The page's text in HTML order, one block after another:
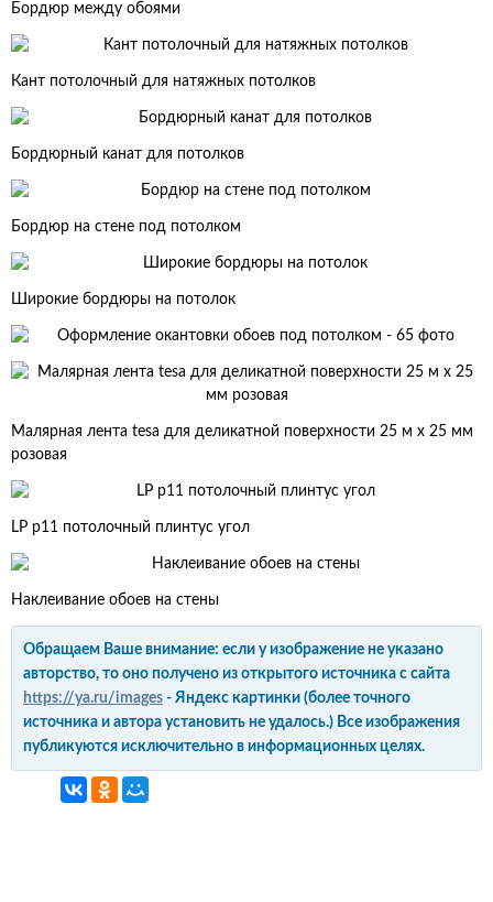
Бордюр между обоями
Кант потолочный для натяжных потолков
Бордюрный канат для потолков
Бордюр на стене под потолком
Широкие бордюры на потолок
Малярная лента tesa для деликатной поверхности 25 м x 25 мм
розовая
LP p11 потолочный плинтус угол
Наклеивание обоев на стены
Обращаем Ваше внимание: если у изображение не указано
авторство, то оно получено из открытого источника с сайта
https://ya.ru/images - Яндекс картинки (более точного
источника и автора установить не удалось.) Все изображения
публикуются исключительно в информационных целях.